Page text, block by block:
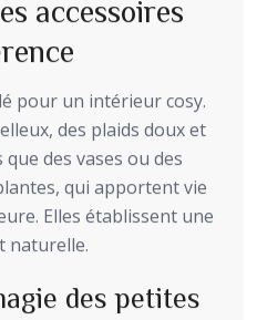
accessoires
pour un intérieur cosy.
des plaids doux et
des vases ou des
qui apportent vie
Elles établissent une
naturelle.
des petites